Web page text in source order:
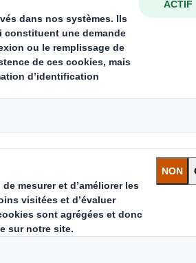
une priorité
l'impact
réglementaires
les avantages
dans le